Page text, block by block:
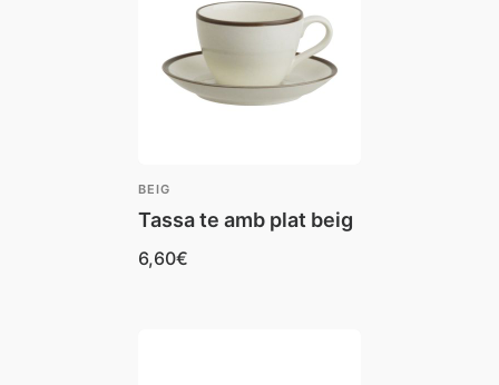
BEIG
Tassa te amb plat beig
6,60€